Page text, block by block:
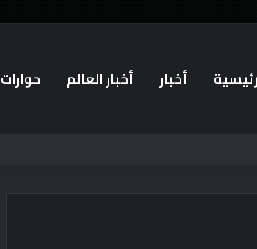
أخبار أخبار العالم حوارات